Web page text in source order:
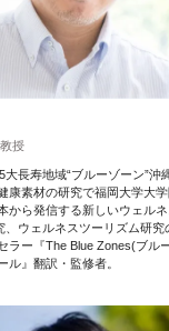
授
長寿地域“ブルーゾーン”沖
康素材の研究で福岡大学大
から発信する新しいウェル
ウェルネスツーリズム研
ラー『The Blue Zones(ブル
ル』翻訳・監修者。